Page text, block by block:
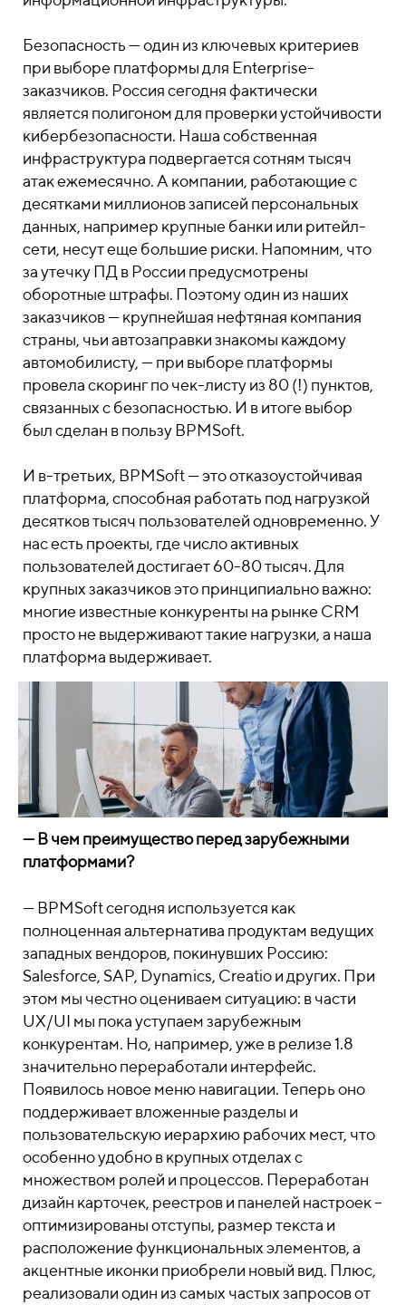
Безопасность — один из ключевых критериев
при выборе платформы для Enterprise-
заказчиков. Россия сегодня фактически
является полигоном для проверки устойчивости
кибербезопасности. Наша собственная
инфраструктура подвергается сотням тысяч
атак ежемесячно. А компании, работающие с
десятками миллионов записей персональных
данных, например крупные банки или ритейл-
сети, несут еще большие риски. Напомним, что
за утечку ПД в России предусмотрены
оборотные штрафы. Поэтому один из наших
заказчиков — крупнейшая нефтяная компания
страны, чьи автозаправки знакомы каждому
автомобилисту, — при выборе платформы
провела скоринг по чек-листу из 80 (!) пунктов,
связанных с безопасностью. И в итоге выбор
был сделан в пользу BPMSoft.
И в-третьих, BPMSoft — это отказоустойчивая
платформа, способная работать под нагрузкой
десятков тысяч пользователей одновременно. У
нас есть проекты, где число активных
пользователей достигает 60-80 тысяч. Для
крупных заказчиков это принципиально важно:
многие известные конкуренты на рынке CRM
просто не выдерживают такие нагрузки, а наша
платформа выдерживает.
— В чем преимущество перед зарубежными
платформами?
—BPMSoft сегодня используется как
полноценная альтернатива продуктам ведущих
западных вендоров, покинувших Россию:
Salesforce, SAP, Dynamics, Creatio и других. При
этом мы честно оцениваем ситуацию: в части
UX/UI мы пока уступаем зарубежным
конкурентам. Но, например, уже в релизе 1.8
значительно переработали интерфейс.
Появилось новое меню навигации. Теперь оно
поддерживает вложенные разделы и
пользовательскую иерархию рабочих мест, что
особенно удобно в крупных отделах с
множеством ролей и процессов. Переработан
дизайн карточек, реестров и панелей настроек –
оптимизированы отступы, размер текста и
расположение функциональных элементов, а
акцентные иконки приобрели новый вид. Плюс,
реализовали один из самых частых запросов от